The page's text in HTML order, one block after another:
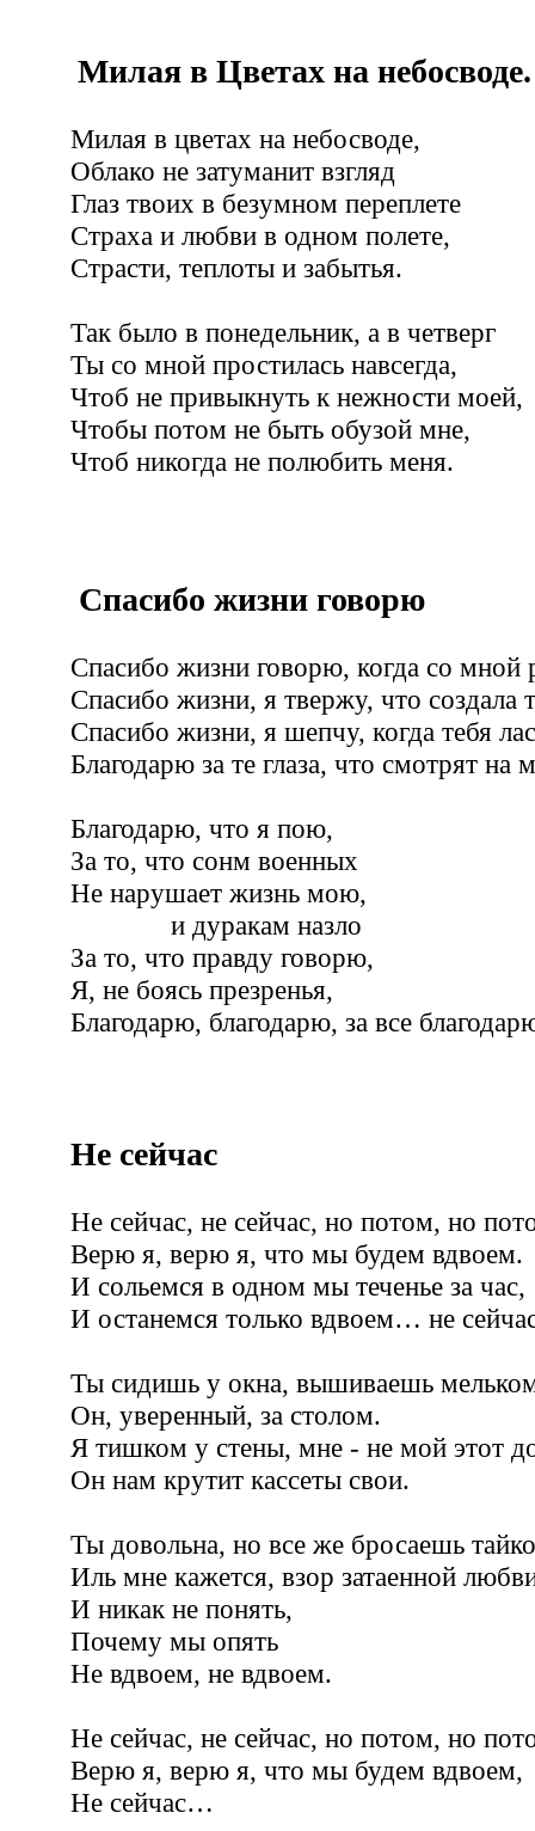
Милая в Цветах на небосводе.
Милая в цветах на небосводе,
Облако не затуманит взгляд
Глаз твоих в безумном переплете
Страха и любви в одном полете,
Страсти, теплоты и забытья.
Так было в понедельник, а в четверг
Ты со мной простилась навсегда,
Чтоб не привыкнуть к нежности моей,
Чтобы потом не быть обузой мне,
Чтоб никогда не полюбить меня.
Спасибо жизни говорю
Спасибо жизни говорю, когда со мной
Спасибо жизни, я твержу, что создала
Спасибо жизни, я шепчу, когда тебя
Благодарю за те глаза, что смотрят на
Благодарю, что я пою,
За то, что сонм военных
Не нарушает жизнь мою,
и дуракам назло
За то, что правду говорю,
Я, не боясь презренья,
Благодарю, благодарю, за все
Не сейчас
Не сейчас, не сейчас, но потом, но
Верю я, верю я, что мы будем вдвоем.
И сольемся в одном мы теченье за час,
И останемся только вдвоем… не
Ты сидишь у окна, вышиваешь
Он, уверенный, за столом.
Я тишком у стены, мне - не мой этот
Он нам крутит кассеты свои.
Ты довольна, но все же бросаешь
Иль мне кажется, взор затаенной
И никак не понять,
Почему мы опять
Не вдвоем, не вдвоем.
Не сейчас, не сейчас, но потом, но
Верю я, верю я, что мы будем вдвоем,
Не сейчас…